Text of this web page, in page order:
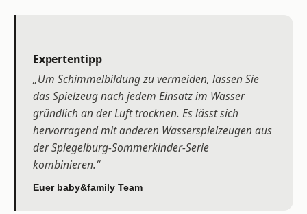
Expertentipp
„Um Schimmelbildung zu vermeiden, lassen Sie
das Spielzeug nach jedem Einsatz im Wasser
gründlich an der Luft trocknen. Es lässt sich
hervorragend mit anderen Wasserspielzeugen aus
der Spiegelburg-Sommerkinder-Serie
kombinieren.“
Euer baby&family Team